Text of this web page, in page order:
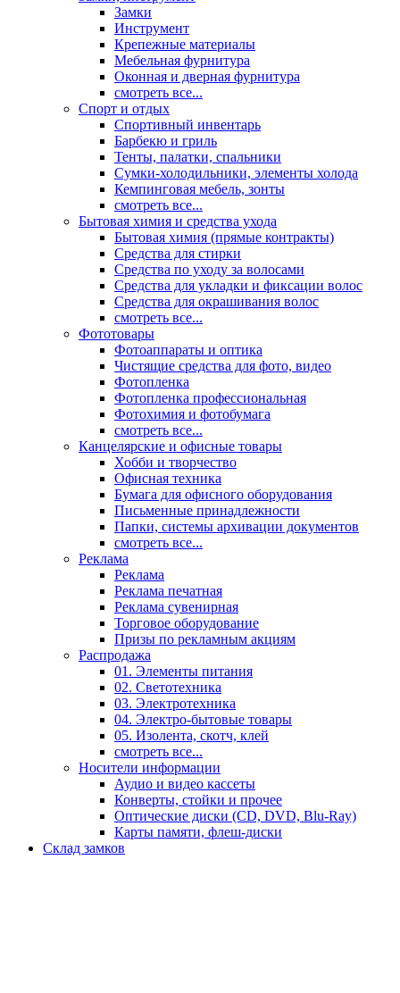
Замки
Инструмент
Крепежные материалы
Мебельная фурнитура
Оконная и дверная фурнитура
смотреть все...
Спорт и отдых
Спортивный инвентарь
Барбекю и гриль
Тенты, палатки, спальники
Сумки-холодильники, элементы холода
Кемпинговая мебель, зонты
смотреть все...
Бытовая химия и средства ухода
Бытовая химия (прямые контракты)
Средства для стирки
Средства по уходу за волосами
Средства для укладки и фиксации волос
Средства для окрашивания волос
смотреть все...
Фототовары
Фотоаппараты и оптика
Чистящие средства для фото, видео
Фотопленка
Фотопленка профессиональная
Фотохимия и фотобумага
смотреть все...
Канцелярские и офисные товары
Хобби и творчество
Офисная техника
Бумага для офисного оборудования
Письменные принадлежности
Папки, системы архивации документов
смотреть все...
Реклама
Реклама
Реклама печатная
Реклама сувенирная
Торговое оборудование
Призы по рекламным акциям
Распродажа
01. Элементы питания
02. Светотехника
03. Электротехника
04. Электро-бытовые товары
05. Изолента, скотч, клей
смотреть все...
Носители информации
Аудио и видео кассеты
Конверты, стойки и прочее
Оптические диски (CD, DVD, Blu-Ray)
Карты памяти, флеш-диски
Склад замков